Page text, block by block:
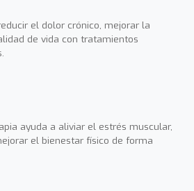
el dolor crónico, mejorar la
de vida con tratamientos
ayuda a aliviar el estrés muscular,
el bienestar físico de forma